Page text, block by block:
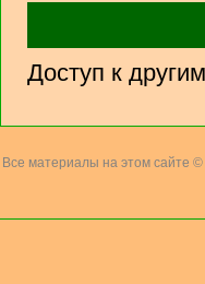
Доступ к
Все материалы на этом сайте ©